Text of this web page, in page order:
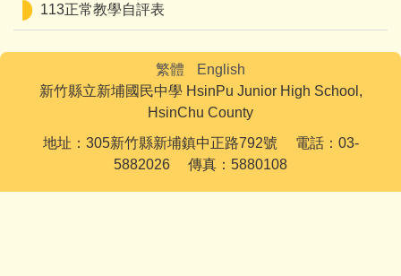
113正常教學自評表
繁體
English
新竹縣立新埔國民中學 HsinPu Junior High School,
HsinChu County
地址：305新竹縣新埔鎮中正路792號 電話：03-
5882026 傳真：5880108